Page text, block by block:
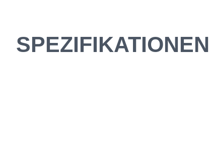
SPEZIFIKATIONEN